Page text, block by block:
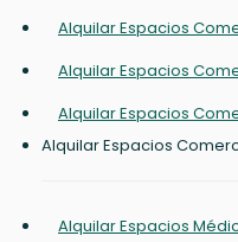
Alquilar Espacios
Alquilar Espacios
Alquilar Espacios
Alquilar Espacios
Alquilar Espacios